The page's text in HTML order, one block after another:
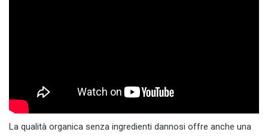
La qualità organica senza ingredienti dannosi offre anche una